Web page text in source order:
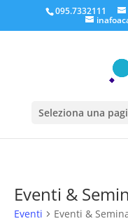
095.7332111
Seleziona una
Eventi &
Eventi Eventi &